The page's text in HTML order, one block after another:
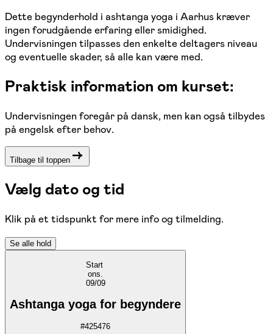
Dette begynderhold i ashtanga yoga i Aarhus kræver
ingen forudgående erfaring eller smidighed.
Undervisningen tilpasses den enkelte deltagers niveau
og eventuelle skader, så alle kan være med.
Praktisk information om kurset:
Undervisningen foregår på dansk, men kan også tilbydes
på engelsk efter behov.
Tilbage til toppen
Vælg dato og tid
Klik på et tidspunkt for mere info og tilmelding.
Se alle hold
Start
ons.
09/09
Ashtanga yoga for begyndere
#425476